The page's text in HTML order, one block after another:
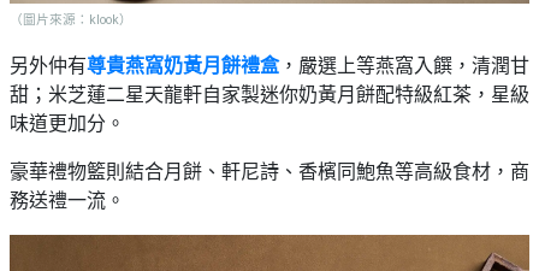
（圖片來源：klook）
另外仲有尊貴燕窩奶黃月餅禮盒，嚴選上等燕窩入饌，清潤甘
甜；米芝蓮二星天龍軒自家製迷你奶黃月餅配特級紅茶，星級
味道更加分。
豪華禮物籃則結合月餅、軒尼詩、香檳同鮑魚等高級食材，商
務送禮一流。